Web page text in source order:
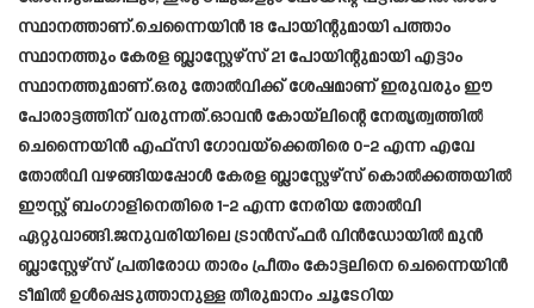
സ്ഥാനത്താണ്.ചെന്നൈയിൻ 18 പോയിന്റുമായി പത്താം
സ്ഥാനത്തും കേരള ബ്ലാസ്റ്റേഴ്‌സ് 21 പോയിന്റുമായി എട്ടാം
സ്ഥാനത്തുമാണ്.ഒരു തോൽവിക്ക് ശേഷമാണ് ഇരുവരും ഈ
പോരാട്ടത്തിന് വരുന്നത്.ഓവൻ കോയ്‌ലിന്റെ നേതൃത്വത്തിൽ
ചെന്നൈയിൻ എഫ്‌സി ഗോവയ്‌ക്കെതിരെ 0-2 എന്ന എവേ
തോൽവി വഴങ്ങിയപ്പോൾ കേരള ബ്ലാസ്റ്റേഴ്‌സ് കൊൽക്കത്തയിൽ
ഈസ്റ്റ് ബംഗാളിനെതിരെ 1-2 എന്ന നേരിയ തോൽവി
ഏറ്റുവാങ്ങി.ജനുവരിയിലെ ട്രാൻസ്ഫർ വിൻഡോയിൽ മുൻ
ബ്ലാസ്റ്റേഴ്‌സ് പ്രതിരോധ താരം പ്രീതം കോട്ടലിനെ ചെന്നൈയിൻ
ടീമിൽ ഉൾപ്പെടുത്താനുള്ള തീരുമാനം ചൂടേറിയ